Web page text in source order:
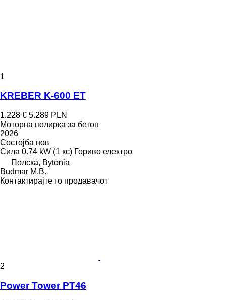
1
KREBER K-600 ET
1.228 € 5.289 PLN
Моторна полирка за бетон
2026
Состојба нов
Сила 0.74 kW (1 кс) Гориво електро
Полска, Bytonia
Budmar M.B.
Контактирајте го продавачот
2
Power Tower PT46